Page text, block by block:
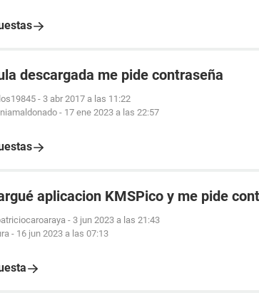
descargada me pide contraseña
- 3 abr 2017 a las 11:22
- 17 ene 2023 a las 22:57
aplicacion KMSPico y me pide
- 3 jun 2023 a las 21:43
- 16 jun 2023 a las 07:13